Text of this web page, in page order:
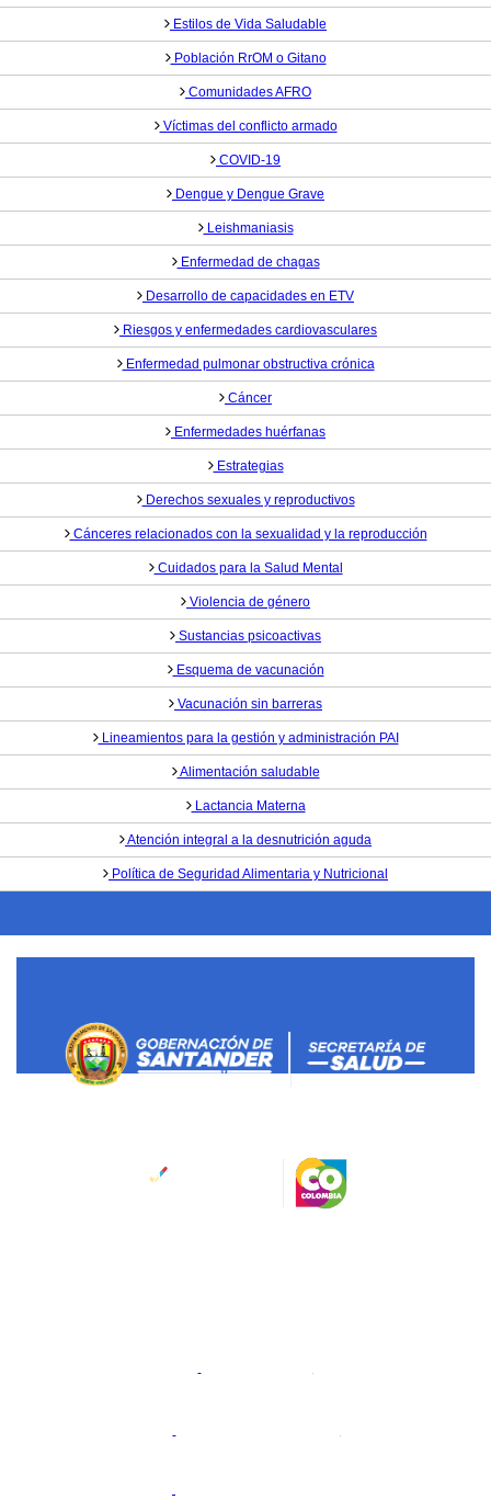
Estilos de Vida Saludable
Población RrOM o Gitano
Comunidades AFRO
Víctimas del conflicto armado
COVID-19
Dengue y Dengue Grave
Leishmaniasis
Enfermedad de chagas
Desarrollo de capacidades en ETV
Riesgos y enfermedades cardiovasculares
Enfermedad pulmonar obstructiva crónica
Cáncer
Enfermedades huérfanas
Estrategias
Derechos sexuales y reproductivos
Cánceres relacionados con la sexualidad y la reproducción
Cuidados para la Salud Mental
Violencia de género
Sustancias psicoactivas
Esquema de vacunación
Vacunación sin barreras
Lineamientos para la gestión y administración PAI
Alimentación saludable
Lactancia Materna
Atención integral a la desnutrición aguda
Política de Seguridad Alimentaria y Nutricional
Calle 45 No 11-52